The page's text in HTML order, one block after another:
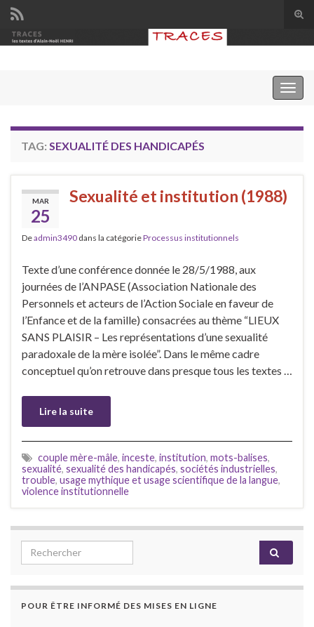
Search for:
TAG: SEXUALITÉ DES HANDICAPÉS
MAR
25
Sexualité et institution (1988)
Deadmin3490 dans la catégorieProcessus institutionnels
Texte d’une conférence donnée le 28/5/1988, aux
journées de l’ANPASE (Association Nationale des
Personnels et acteurs de l’Action Sociale en faveur de
l’Enfance et de la famille) consacrées au thème “LIEUX
SANS PLAISIR – Les représentations d’une sexualité
paradoxale de la mère isolée”. Dans le même cadre
conceptuel qu’on retrouve dans presque tous les textes …
Lire la suite
couple mère-mâle, inceste, institution, mots-balises,
sexualité, sexualité des handicapés, sociétés industrielles,
trouble, usage mythique et usage scientifique de la langue,
violence institutionnelle
Search for:
POUR ÊTRE INFORMÉ DES MISES EN LIGNE